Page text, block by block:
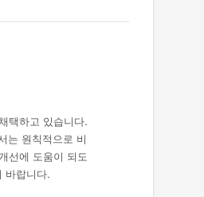
택하고 있습니다.
는 원칙적으로 비
선에 도움이 되도
바랍니다.